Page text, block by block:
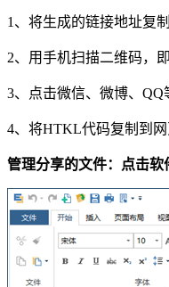
1、将生成的链接地址复
2、用手机扫描二维码，
3、点击微信、微博、QQ
4、将HTKL代码复制到网
管理分享的文件：点击软